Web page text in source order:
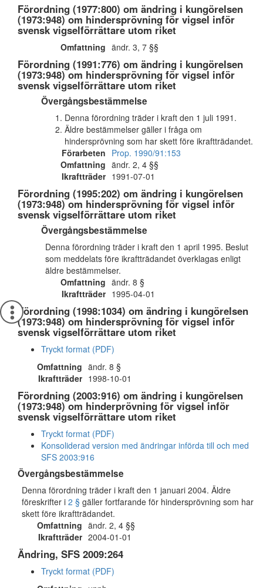
Förordning (1977:800) om ändring i kungörelsen
(1973:948) om hindersprövning för vigsel inför
svensk vigselförrättare utom riket
Omfattning ändr. 3, 7 §§
Förordning (1991:776) om ändring i kungörelsen
(1973:948) om hindersprövning för vigsel inför
svensk vigselförrättare utom riket
Övergångsbestämmelse
Denna förordning träder i kraft den 1 juli 1991.
Äldre bestämmelser gäller i fråga om
hindersprövning som har skett före ikraftträdandet.
Förarbeten Prop. 1990/91:153
Omfattning ändr. 2, 4 §§
Ikraftträder 1991-07-01
Förordning (1995:202) om ändring i kungörelsen
(1973:948) om hindersprövning för vigsel inför
svensk vigselförrättare utom riket
Övergångsbestämmelse
Denna förordning träder i kraft den 1 april 1995. Beslut
som meddelats före ikraftträdandet överklagas enligt
äldre bestämmelser.
Omfattning ändr. 8 §
Ikraftträder 1995-04-01
Förordning (1998:1034) om ändring i kungörelsen
(1973:948) om hindersprövning för vigsel inför
svensk vigselförrättare utom riket
Tryckt format (PDF)
Omfattning ändr. 8 §
Ikraftträder 1998-10-01
Förordning (2003:916) om ändring i kungörelsen
(1973:948) om hinderprövning för vigsel inför
svensk vigselförrättare utom riket
Tryckt format (PDF)
Konsoliderad version med ändringar införda till och med
SFS 2003:916
Övergångsbestämmelse
Denna förordning träder i kraft den 1 januari 2004. Äldre
föreskrifter i 2 § gäller fortfarande för hindersprövning som har
skett före ikraftträdandet.
Omfattning ändr. 2, 4 §§
Ikraftträder 2004-01-01
Ändring, SFS 2009:264
Tryckt format (PDF)